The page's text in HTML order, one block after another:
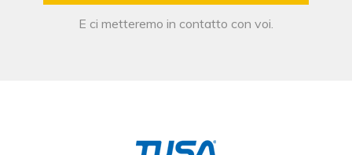
E ci metteremo in contatto con voi.